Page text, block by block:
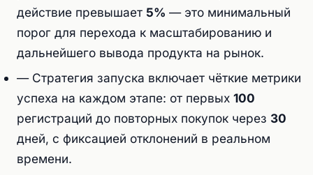
действие превышает 5% — это минимальный
порог для перехода к масштабированию и
дальнейшего вывода продукта на рынок.
— Стратегия запуска включает чёткие метрики
успеха на каждом этапе: от первых100
регистраций до повторных покупок через 30
дней, с фиксацией отклонений в реальном
времени.